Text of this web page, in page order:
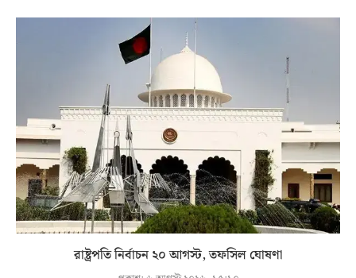
রাষ্ট্রপতি নির্বাচন ২০ আগস্ট, তফসিল ঘোষণা